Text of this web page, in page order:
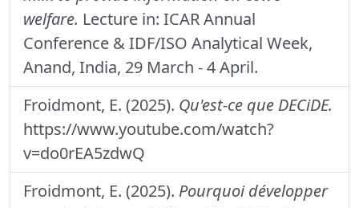
welfare. Lecture in: ICAR Annual
Conference & IDF/ISO Analytical Week,
Anand, India, 29 March - 4 April.
Froidmont, E. (2025). Qu'est-ce que DECiDE.
https://www.youtube.com/watch?
v=do0rEA5zdwQ
Froidmont, E. (2025). Pourquoi développer